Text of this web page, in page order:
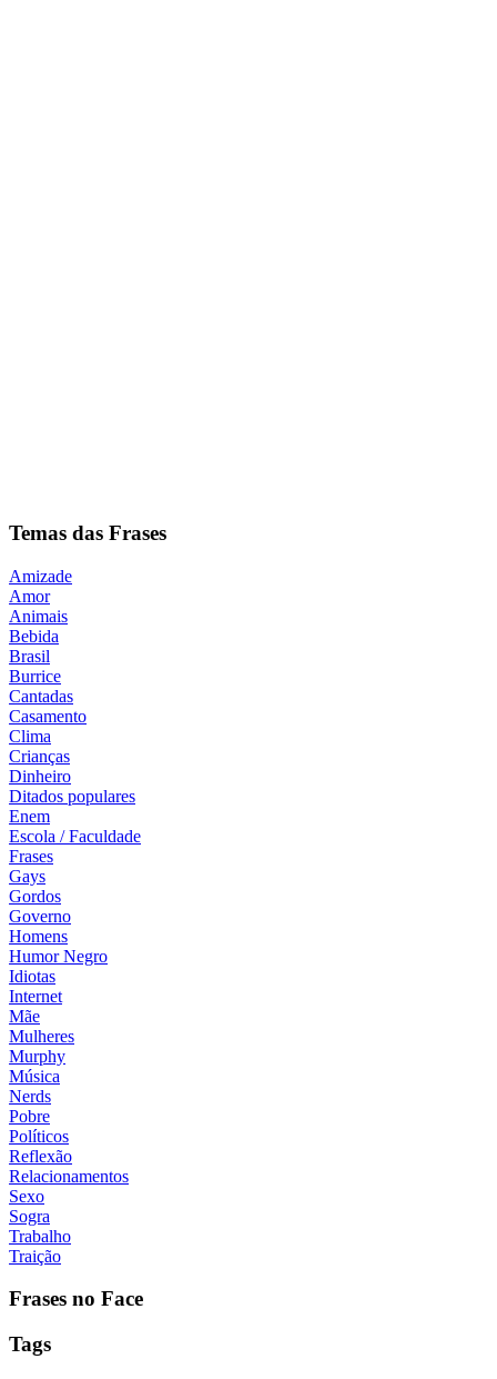
Temas das Frases
Amizade
Amor
Animais
Bebida
Brasil
Burrice
Cantadas
Casamento
Clima
Crianças
Dinheiro
Ditados populares
Enem
Escola / Faculdade
Frases
Gays
Gordos
Governo
Homens
Humor Negro
Idiotas
Internet
Mãe
Mulheres
Murphy
Música
Nerds
Pobre
Políticos
Reflexão
Relacionamentos
Sexo
Sogra
Trabalho
Traição
Frases no Face
Tags